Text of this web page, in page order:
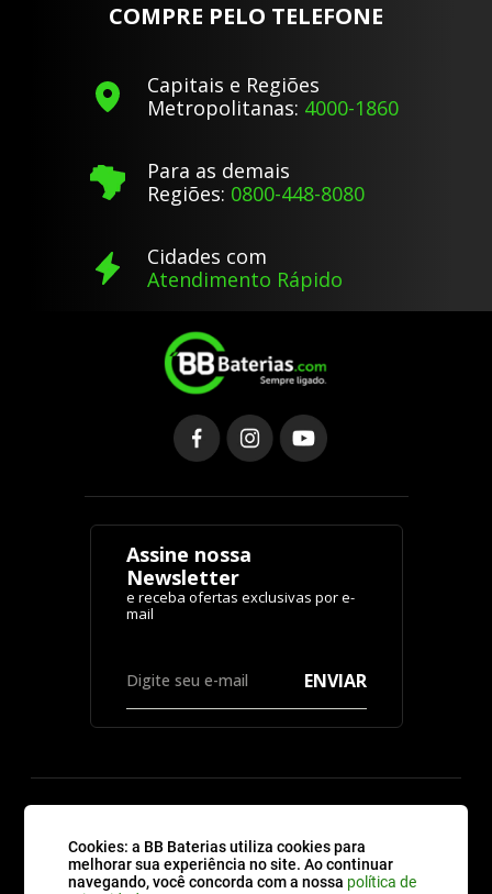
Cookies: a BB Baterias utiliza cookies para
melhorar sua experiência no site. Ao continuar
navegando, você concorda com a nossa política de
COMPRE PELO TELEFONE
Capitais e Regiões
Metropolitanas: 4000-1860
Para as demais
Regiões: 0800-448-8080
Cidades com
Atendimento Rápido
Assine nossa
Newsletter
ENVIAR